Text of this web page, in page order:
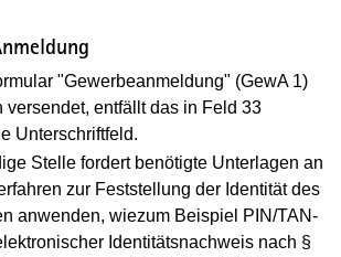
"Gewerbeanmeldung" (GewA 1)
versendet, entfällt das in Feld 33
Unterschriftfeld.
Stelle fordert benötigte Unterlagen an
zur Feststellung der Identität des
anwenden, wiezum Beispiel PIN/TAN-
Identitätsnachweis nach §